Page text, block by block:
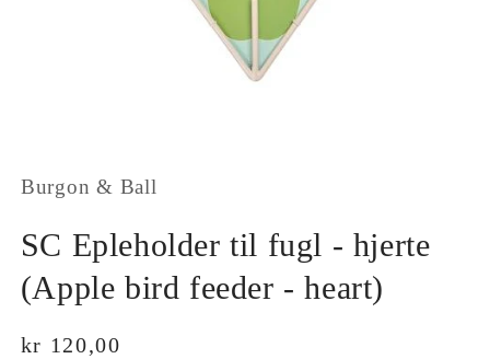
Burgon & Ball
SC Epleholder til fugl - hjerte
(Apple bird feeder - heart)
Vanlig
kr 120,00